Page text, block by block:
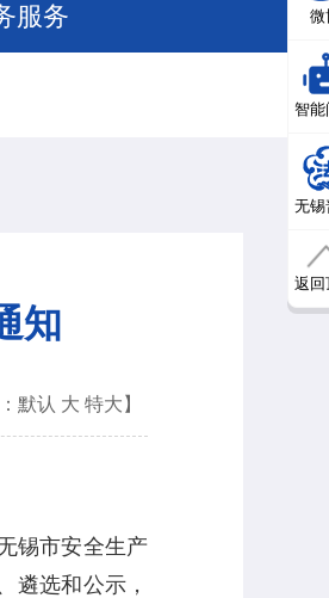
服务
知
默认 大 特大 】
锡市安全生产
遴选和公示，
微
智能
无锡
返回